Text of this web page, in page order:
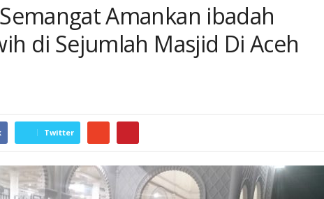
Amankan ibadah
di Sejumlah Masjid Di Aceh
Twitter